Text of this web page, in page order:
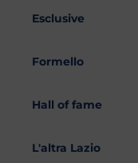
Esclusive
Formello
Hall of fame
L'altra Lazio